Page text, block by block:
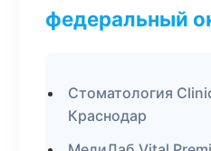
федеральный
Стоматология
Краснодар